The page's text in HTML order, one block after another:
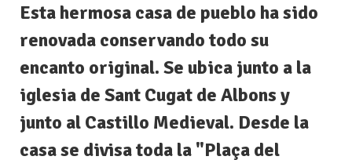
Esta hermosa casa de pueblo ha sido
renovada conservando todo su
encanto original. Se ubica junto a la
iglesia de Sant Cugat de Albons y
junto al Castillo Medieval. Desde la
casa se divisa toda la "Plaça del